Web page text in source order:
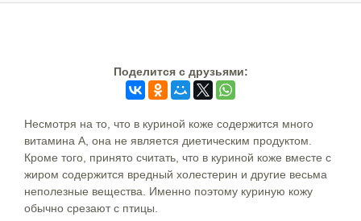
Поделится c друзьями:
Несмотря на то, что в куриной коже содержится много
витамина А, она не является диетическим продуктом.
Кроме того, принято считать, что в куриной коже вместе с
жиром содержится вредный холестерин и другие весьма
неполезные вещества. Именно поэтому куриную кожу
обычно срезают с птицы.